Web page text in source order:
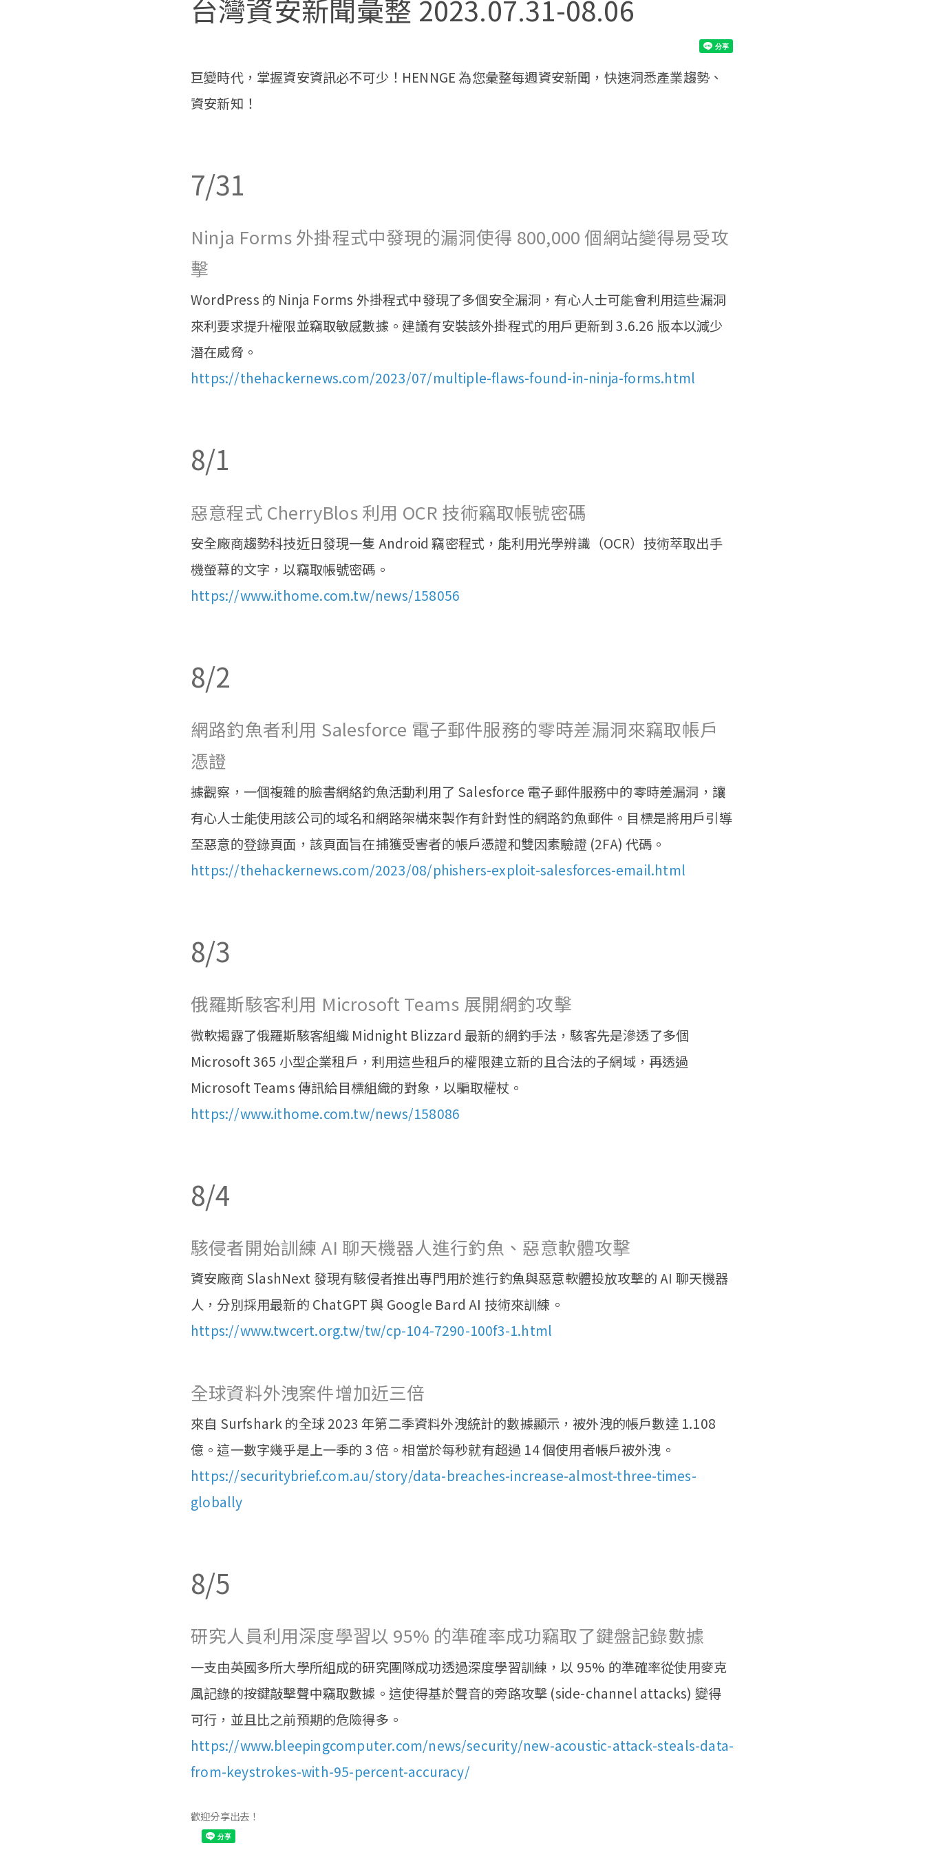
雲端收件匣防護 Cloud Protection
社交工程演練 Tadrill
台灣資安新聞彙整 2023.07.31-08.06
巨變時代，掌握資安資訊必不可少！HENNGE 為您彙整每週資安新聞，快速洞悉產業趨勢、
資安新知！
7/31
Ninja Forms 外掛程式中發現的漏洞使得 800,000 個網站變得易受攻
擊
WordPress 的 Ninja Forms 外掛程式中發現了多個安全漏洞，有心人士可能會利用這些漏洞
來利要求提升權限並竊取敏感數據。建議有安裝該外掛程式的用戶更新到 3.6.26 版本以減少
潛在威脅。
https://thehackernews.com/2023/07/multiple-flaws-found-in-ninja-forms.html
8/1
惡意程式 CherryBlos 利用 OCR 技術竊取帳號密碼
安全廠商趨勢科技近日發現一隻 Android 竊密程式，能利用光學辨識（OCR）技術萃取出手
機螢幕的文字，以竊取帳號密碼。
https://www.ithome.com.tw/news/158056
8/2
網路釣魚者利用 Salesforce 電子郵件服務的零時差漏洞來竊取帳戶
憑證
據觀察，一個複雜的臉書網絡釣魚活動利用了 Salesforce 電子郵件服務中的零時差漏洞，讓
有心人士能使用該公司的域名和網路架構來製作有針對性的網路釣魚郵件。目標是將用戶引導
至惡意的登錄頁面，該頁面旨在捕獲受害者的帳戶憑證和雙因素驗證 (2FA) 代碼。
https://thehackernews.com/2023/08/phishers-exploit-salesforces-email.html
8/3
俄羅斯駭客利用 Microsoft Teams 展開網釣攻擊
微軟揭露了俄羅斯駭客組織 Midnight Blizzard 最新的網釣手法，駭客先是滲透了多個
Microsoft 365 小型企業租戶，利用這些租戶的權限建立新的且合法的子網域，再透過
Microsoft Teams 傳訊給目標組織的對象，以騙取權杖。
https://www.ithome.com.tw/news/158086
8/4
駭侵者開始訓練 AI 聊天機器人進行釣魚、惡意軟體攻擊
資安廠商 SlashNext 發現有駭侵者推出專門用於進行釣魚與惡意軟體投放攻擊的 AI 聊天機器
人，分別採用最新的 ChatGPT 與 Google Bard AI 技術來訓練。
https://www.twcert.org.tw/tw/cp-104-7290-100f3-1.html
全球資料外洩案件增加近三倍
來自 Surfshark 的全球 2023 年第二季資料外洩統計的數據顯示，被外洩的帳戶數達 1.108
億。這一數字幾乎是上一季的 3 倍。相當於每秒就有超過 14 個使用者帳戶被外洩。
https://securitybrief.com.au/story/data-breaches-increase-almost-three-times-
globally
8/5
研究人員利用深度學習以 95% 的準確率成功竊取了鍵盤記錄數據
一支由英國多所大學所組成的研究團隊成功透過深度學習訓練，以 95% 的準確率從使用麥克
風記錄的按鍵敲擊聲中竊取數據。這使得基於聲音的旁路攻擊 (side-channel attacks) 變得
可行，並且比之前預期的危險得多。
https://www.bleepingcomputer.com/news/security/new-acoustic-attack-steals-data-
from-keystrokes-with-95-percent-accuracy/
歡迎分享出去！